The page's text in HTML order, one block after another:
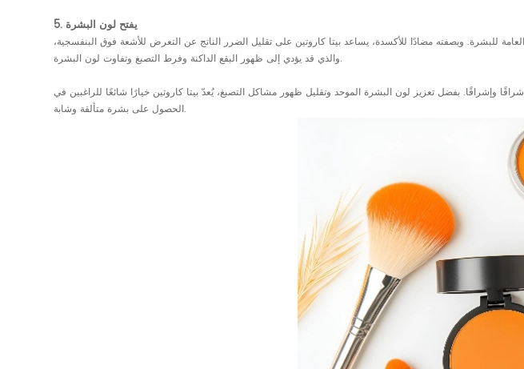
5. يفتح لون البشرة
للبشرة. وبصفته مضادًا للأكسدة، يساعد بيتا كاروتين على تقليل الضرر الناتج عن التعرض للأشعة فوق البنفسجية،
والذي قد يؤدي إلى ظهور البقع الداكنة وفرط التصبغ وتفاوت لون البشرة.
وإشراقًا. بفضل تعزيز لون البشرة الموحد وتقليل ظهور مشاكل التصبغ، يُعدّ بيتا كاروتين خيارًا شائعًا للراغبين في
الحصول على بشرة متألقة وشابة.